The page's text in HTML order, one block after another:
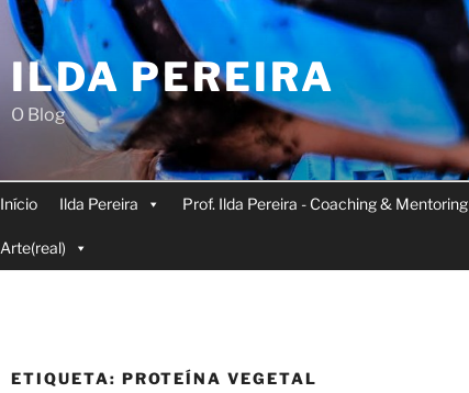
ILDA PEREIRA
O Blog
Início Ilda Pereira Prof. Ilda Pereira - Coaching & Mentoring
Arte(real)
ETIQUETA: PROTEÍNA VEGETAL